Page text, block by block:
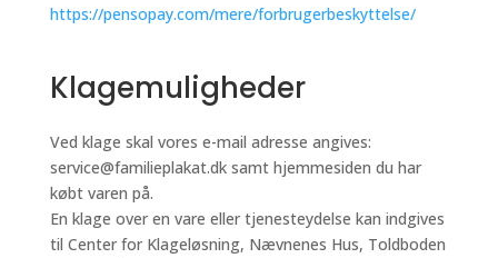
https://pensopay.com/mere/forbrugerbeskyttelse/
Klagemuligheder
Ved klage skal vores e-mail adresse angives:
service@familieplakat.dk samt hjemmesiden du har
købt varen på.
En klage over en vare eller tjenesteydelse kan indgives
til Center for Klageløsning, Nævnenes Hus, Toldboden